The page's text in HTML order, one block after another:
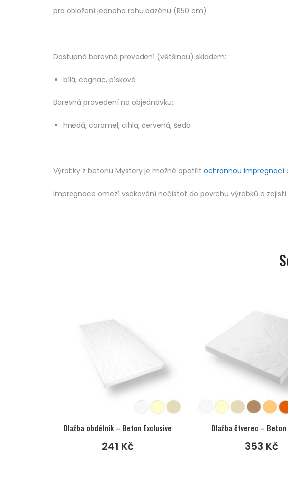
pro obložení jednoho rohu bazénu (R50 cm)
Dostupná barevná provedení (většinou) skladem:
bílá, cognac, písková
Barevná provedení na objednávku:
hnědá, caramel, cihla, červená, šedá
Výrobky z betonu Mystery je možné opatřit ochrannou impregnací
Impregnace omezí vsakování nečistot do povrchu výrobků a
Dlažba obdélník – Beton Exclusive
241 Kč
Dlažba čtverec – Beton
353 Kč